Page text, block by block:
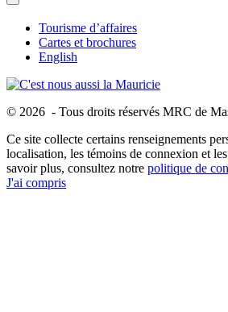
Tourisme d’affaires
Cartes et brochures
English
© 2026 - Tous droits réservés MRC de
Ce site collecte certains renseignements
localisation, les témoins de connexion et
savoir plus, consultez notre politique de
J'ai compris